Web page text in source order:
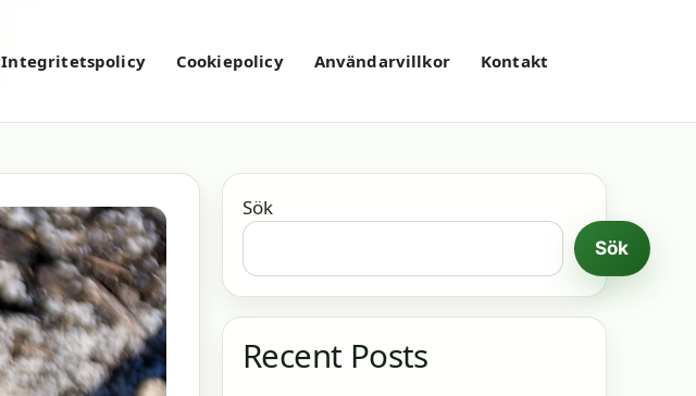
Integritetspolicy Cookiepolicy Användarvillkor Kontakt
Sök
Sök
Recent Posts